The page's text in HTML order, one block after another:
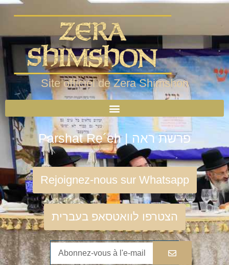
Site officiel de Zera Shimshon
Parshat Re´eh | פרשת ראה
Rejoignez-nous sur Whatsapp
הצטרפו לוואטסאפ בעברית